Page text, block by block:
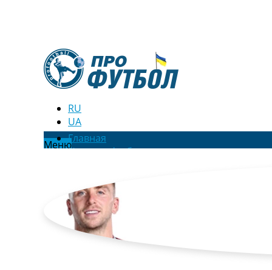
RU
UA
МенюГлавная
Новости футбола
Новости футбола Украины
Последние комментарии
Конкурс прогнозов
Логин
Рейтинги